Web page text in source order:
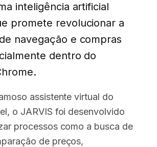
inteligência artificial
promete revolucionar a
navegação e compras
dentro do
assistente virtual do
o JARVIS foi desenvolvido
processos como a busca de
de preços,